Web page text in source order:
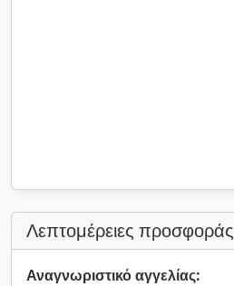
Λεπτομέρειες προσφοράς
Αναγνωριστικό αγγελίας: